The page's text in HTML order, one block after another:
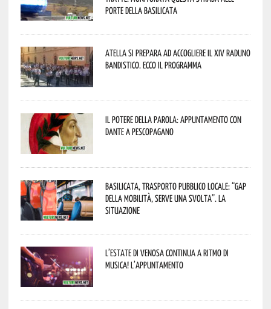
porte della Basilicata
Atella si prepara ad accogliere il XIV Raduno
Bandistico. Ecco il programma
Il Potere della parola: appuntamento con
Dante a Pescopagano
Basilicata, trasporto pubblico locale: “Gap
della mobilità, serve una svolta”. La
situazione
L’estate di Venosa continua a ritmo di
musica! L’appuntamento